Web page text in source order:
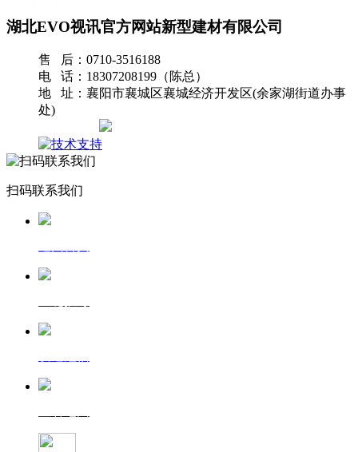
湖北EVO视讯官方网站新型建材有限公司
售 后：0710-3516188
电 话：18307208199（陈总）
地 址：襄阳市襄城区襄城经济开发区(余家湖街道办事
处)
扫码联系我们